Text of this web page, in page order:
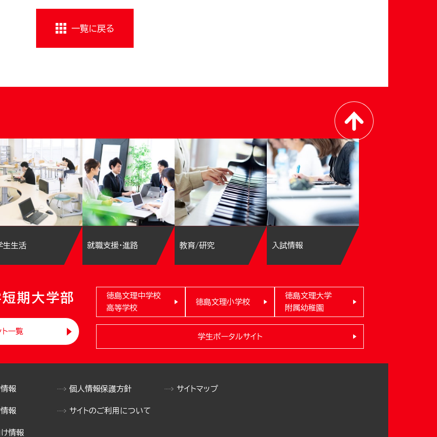
一覧に戻る
生生活 就職支援・進路 教育/研究 入試情報
期大学部
一覧
徳島文理中学校
高等学校
徳島文理小学校
徳島文理大学
附属幼稚園
学生ポータルサイト
報
報
情報
個人情報保護方針
サイトのご利用について
サイトマップ